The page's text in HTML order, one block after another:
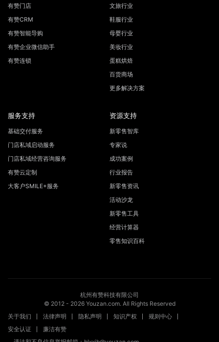
有赞门店
有赞CRM
有赞智能导购
有赞企业微信助手
有赞连锁
文旅行业
鞋服行业
母婴行业
美妆行业
蛋糕烘焙
百货商场
更多解决方案
服务支持
基础交付服务
门店私域启动服务
门店私域经营咨询服务
有赞云定制
大客户SMILE+服务
资源支持
新零售智库
专家说
成功案例
行业报告
新零售资讯
活动沙龙
新零售工具
经营计算器
零售知识百科
杭州有赞科技有限公司
© 2012 - 2026Youzan.com. All Rights Reserved
关于我们
法律声明 隐私声明 知识产权
规则中心
安全认证
廉洁有赞